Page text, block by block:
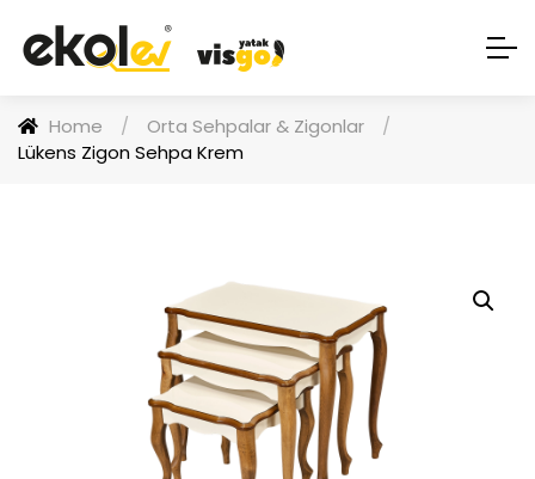
Home / Orta Sehpalar & Zigonlar
/
Lükens Zigon Sehpa Krem